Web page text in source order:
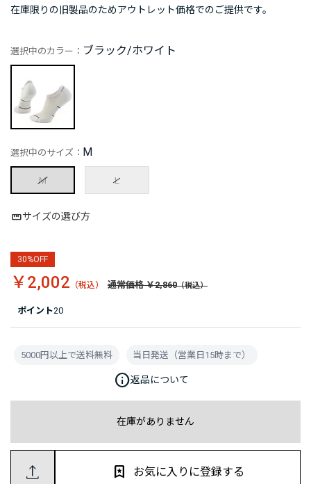
在庫限りの旧製品のためアウトレット価格でのご提供です。
ポイント20
選択中のカラー： ブラック/ホワイト
選択中のサイズ： M
M L
サイズの選び方
30%OFF
￥2,002 通常価格 ￥2,860
在庫がありません
お気に入りに登録する
5000円以上で送料無料 当日発送（営業日15時まで）
info返品について